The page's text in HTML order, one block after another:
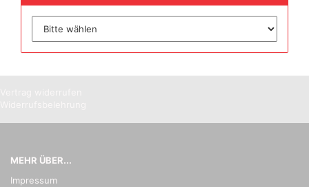
MEHR ÜBER...
Impressum